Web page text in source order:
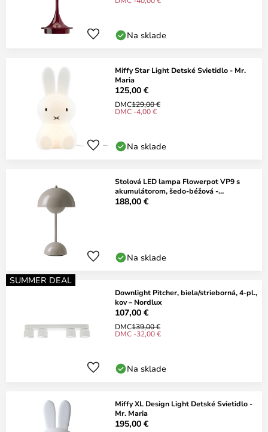
Na sklade
Miffy Star Light Detské Svietidlo - Mr.
Maria
125,00 €
DMC129,00 €
DMC -4,00 €
Na sklade
Stolová LED lampa Flowerpot VP9 s
akumulátorom, šedo-béžová -
&TRADITION
188,00 €
Na sklade
SUMMER DEAL
Downlight Pitcher, biela/strieborná, 4-pl.,
kov – Nordlux
107,00 €
DMC139,00 €
DMC -32,00 €
Na sklade
Miffy XL Design Light Detské Svietidlo -
Mr. Maria
195,00 €